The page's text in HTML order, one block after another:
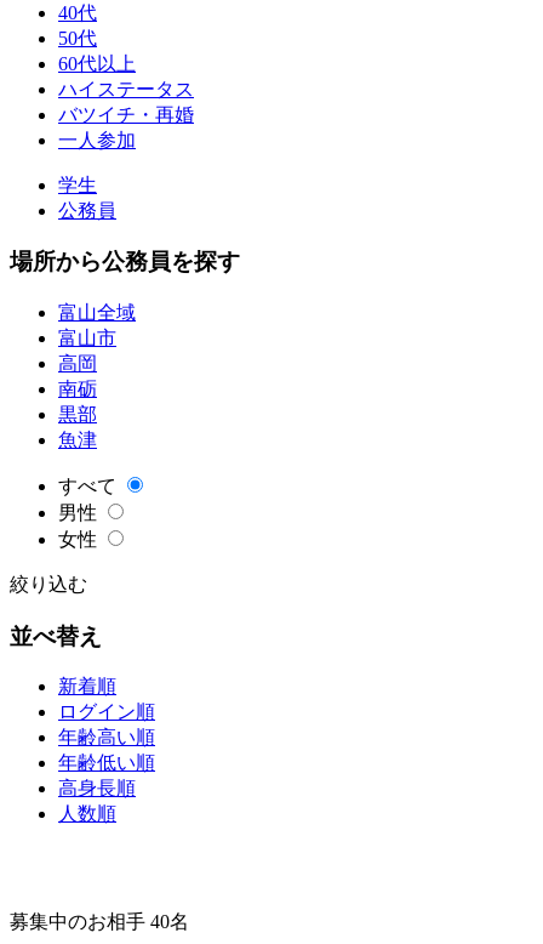
40代
50代
60代以上
ハイステータス
バツイチ・再婚
一人参加
学生
公務員
場所から公務員を探す
富山全域
富山市
高岡
南砺
黒部
魚津
すべて
男性
女性
絞り込む
並べ替え
新着順
ログイン順
年齢高い順
年齢低い順
高身長順
人数順
募集中のお相手 40名